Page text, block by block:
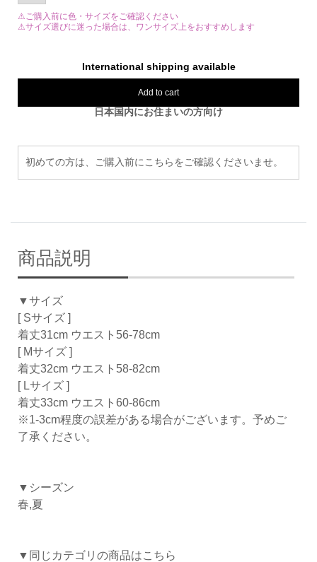
⚠ご購入前に色・サイズをご確認ください
⚠サイズ選びに迷った場合は、ワンサイズ上をおすすめします
International shipping available
Add to cart
日本国内にお住まいの方向け
初めての方は、ご購入前にこちらをご確認くださいませ。
商品説明
▼サイズ
[ Sサイズ ]
着丈31cm ウエスト56-78cm
[ Mサイズ ]
着丈32cm ウエスト58-82cm
[ Lサイズ ]
着丈33cm ウエスト60-86cm
※1-3cm程度の誤差がある場合がございます。予めご
了承ください。
▼シーズン
春,夏
▼同じカテゴリの商品はこちら